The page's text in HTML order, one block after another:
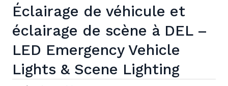
Éclairage de véhicule et
éclairage de scène à DEL –
LED Emergency Vehicle
Lights & Scene Lighting